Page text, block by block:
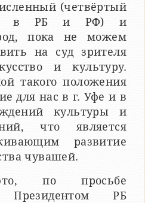
(четвёртый
в РБ и РФ) и
пока не можем
на суд зрителя
и культуру.
такого положения
для нас в г. Уфе и в
культуры и
что является
развитие
чувашей.
по просьбе
Президентом РБ